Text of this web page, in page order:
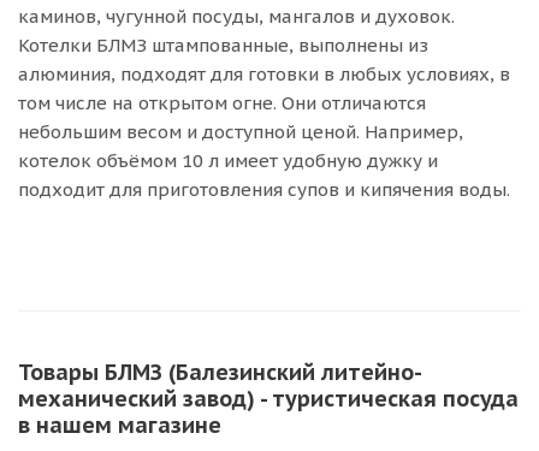
каминов, чугунной посуды, мангалов и духовок.
Котелки БЛМЗ штампованные, выполнены из
алюминия, подходят для готовки в любых условиях, в
том числе на открытом огне. Они отличаются
небольшим весом и доступной ценой. Например,
котелок объёмом 10 л имеет удобную дужку и
подходит для приготовления супов и кипячения воды.
Товары БЛМЗ (Балезинский литейно-
механический завод) - туристическая посуда
в нашем магазине